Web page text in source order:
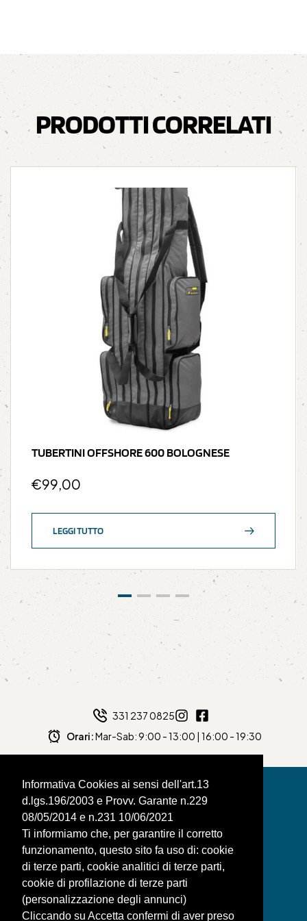
Informativa Cookies ai sensi dell'art.13
d.lgs.196/2003 e Provv. Garante n.229
08/05/2014 e n.231 10/06/2021
Ti informiamo che, per garantire il corretto
funzionamento, questo sito fa uso di: cookie
di terze parti, cookie analitici di terze parti,
cookie di profilazione di terze parti
(personalizzazione degli annunci)
Cliccando su Accetta confermi di aver preso
PRODOTTI CORRELATI
TUBERTINI OFFSHORE 600 BOLOGNESE
€99,00
LEGGI TUTTO
331 237 0825
Orari:Mar-Sab: 9:00 - 13:00 | 16:00 - 19:30
BAGNAFILO SRLS
PAGINE
SHOP
LEGAL